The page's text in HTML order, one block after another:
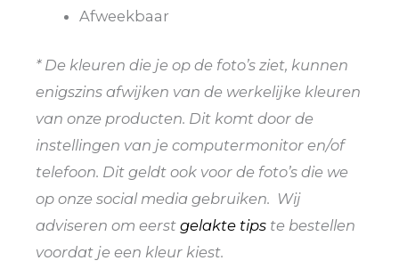
Afweekbaar
* De kleuren die je op de foto’s ziet, kunnen
enigszins afwijken van de werkelijke kleuren
van onze producten. Dit komt door de
instellingen van je computermonitor en/of
telefoon. Dit geldt ook voor de foto’s die we
op onze social media gebruiken. Wij
adviseren om eerst gelakte tips te bestellen
voordat je een kleur kiest.